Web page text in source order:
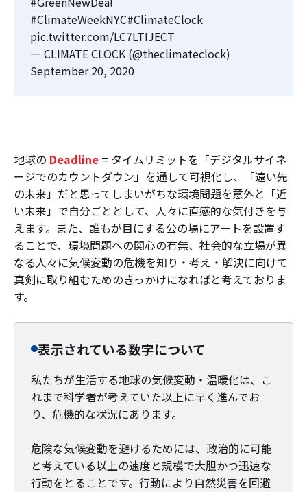
#ClimateWeekNYC#ClimateClock
pic.twitter.com/LC7LTIJECT
— CLIMATE CLOCK (@theclimateclock)
September 20, 2020
地球の Deadline = タイムリミットを「デジタルサイネ
ージでのカウントダウン」を通して可視化し、「遠い先
の未来」だと思ってしまいがちな環境問題を意外と「近
い未来」で自分ごととして、人々に直感的な気付きを与
えます。また、誰もが目にする公の場にアートを設置す
ることで、環境問題への関心の有無、社会的な立場が異
なる人々に気候変動の危機を知り・考え・解決に向けて
真剣に取り組むためのきっかけになればと考えておりま
す。
表示されている数字について
私たちが生活する地球の気候変動・温暖化は、こ
れまで科学者が考えていた以上に早く進んでお
り、危機的な状況にあります。
危険な気候変動を避けるためには、政治的に可能
と考えている以上の速度と規模で大胆かつ迅速な
行動をとることです。行動により自然災害を回避